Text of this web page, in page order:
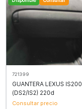
721399
GUANTERA LEXUS IS200
(DS2/IS2) 220d
Consultar precio